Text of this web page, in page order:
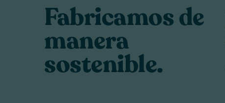
Fabricamos de
manera
sostenible.